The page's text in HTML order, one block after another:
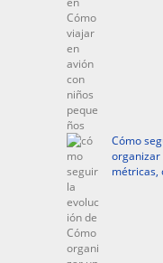
Cómo
organizar
métricas,